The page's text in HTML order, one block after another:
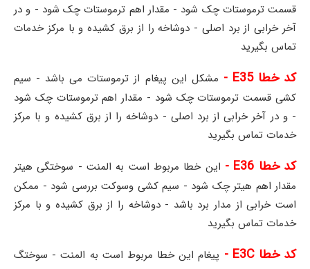
قسمت ترموستات چک شود - مقدار اهم ترموستات چک شود - و در
آخر خرابی از برد اصلی - دوشاخه را از برق کشیده و با مرکز خدمات
تماس بگیرید
کد خطا E35 -
مشکل این پیغام از ترموستات می باشد - سیم
کشی قسمت ترموستات چک شود - مقدار اهم ترموستات چک شود
- و در آخر خرابی از برد اصلی - دوشاخه را از برق کشیده و با مرکز
خدمات تماس بگیرید
کد خطا E36 -
این خطا مربوط است به المنت - سوختگی هیتر
مقدار اهم هیتر چک شود - سیم کشی وسوکت بررسی شود - ممکن
است خرابی از مدار برد باشد - دوشاخه را از برق کشیده و با مرکز
خدمات تماس بگیرید
کد خطا E3C -
پیغام این خطا مربوط است به المنت - سوختگ